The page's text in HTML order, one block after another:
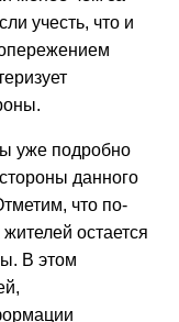
учесть, что и
уже подробно
данного
что по-
остается
В этом